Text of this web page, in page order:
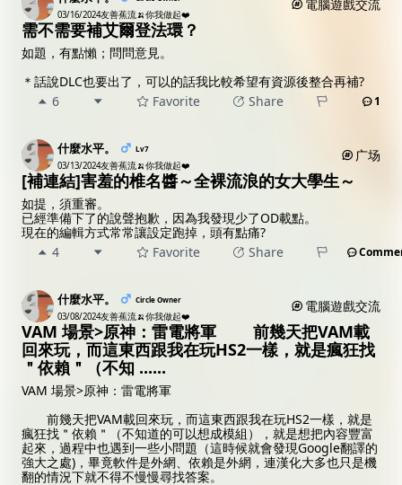
03/16/2024友善蕉流🍌你我做起❤️
電腦遊戲交流
需不需要補艾爾登法環？
如題，有點懶；問問意見。
＊話說DLC也要出了，可以的話我比較希望有資源後整合再補?
6
Favorite Share 1
什麼水平。 Lv7
03/13/2024友善蕉流🍌你我做起❤️
广场
[補連結]害羞的椎名醬～全裸流浪的女大學生～
如提，須重審。
已經準備下了的說聲抱歉，因為我發現少了OD載點。
現在的編輯方式常常讓設定跑掉，頭有點痛?
4
Favorite Share
什麼水平。 Circle Owner
03/08/2024友善蕉流🍌你我做起❤️
電腦遊戲交流
VAM 場景>原神：雷電將軍 前幾天把VAM載
回來玩，而這東西跟我在玩HS2一樣，就是瘋狂找
＂依賴＂（不知 ......
VAM 場景>原神：雷電將軍
前幾天把VAM載回來玩，而這東西跟我在玩HS2一樣，就是
瘋狂找＂依賴＂（不知道的可以想成模組），就是想把內容豐富
起來，過程中也遇到一些小問題（這時候就會發現Google翻譯的
強大之處)，畢竟軟件是外網、依賴是外網，連漢化大多也只是機
翻的情況下就不得不慢慢尋找答案。